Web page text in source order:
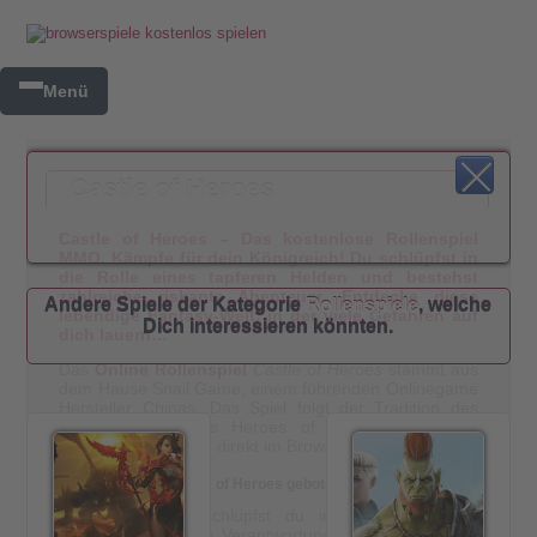
Menü
zahlreiche riskante Abenteuer. Entdecke diese
lebendige Fantasy-Welt, in der viele Gefahren auf
dich lauern…
DasOnline Rollenspiel Castle of Heroesstammt aus
erfolgreichen Spiels Heroes of Might and Magic,
jedoch kann man es direkt im Browser spielen.
Das wird dir bei Castle of Heroes geboten
Im Browserspiel schlüpfst du in die Rolle eines
Andere Spiele der Kategorie Rollenspiele, welche
Dich interessieren könnten.